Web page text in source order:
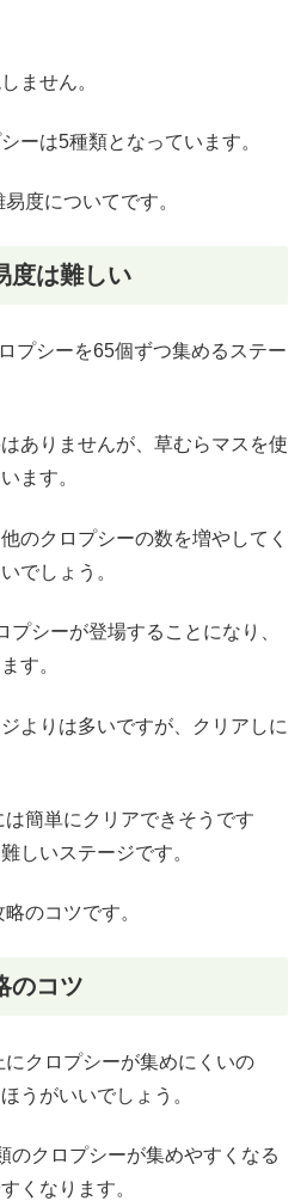
ません。
ーは5種類となっています。
度についてです。
度は難しい
プシーを65個ずつ集めるステー
ありませんが、草むらマスを使
ます。
のクロプシーの数を増やしてく
でしょう。
シーが登場することになり、
す。
よりは多いですが、クリアしに
簡単にクリアできそうです
しいステージです。
のコツです。
のコツ
クロプシーが集めにくいの
うがいいでしょう。
のクロプシーが集めやすくなる
くなります。